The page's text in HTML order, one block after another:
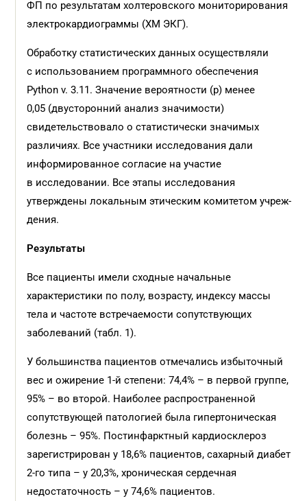
ФП по результатам холтеровского мониторирования
электрокардиограммы (ХМ ЭКГ).
Обработку статистических данных осуществляли
с использованием программного обеспечения
Python v. 3.11. Значение вероятности (p) менее
0,05 (двусторонний анализ значимости)
свидетельствовало о статистически значимых
различиях. Все участники исследования дали
информированное согласие на участие
в исследовании. Все этапы исследования
утверждены локальным этическим комитетом учреж­
дения.
Результаты
Все пациенты имели сходные начальные
характеристики по полу, возрасту, индексу массы
тела и частоте встречаемости сопутствующих
заболеваний (табл. 1).
У большинства пациентов отмечались избыточный
вес и ожирение 1-й степени: 74,4% – в первой группе,
95% – во второй. Наиболее распространенной
сопутствующей патологией была гипертоническая
болезнь – 95%. Постинфарктный кардиосклероз
зарегистрирован у 18,6% пациентов, сахарный диабет
2-го типа – у 20,3%, хроническая сердечная
недостаточность – у 74,6% пациентов.